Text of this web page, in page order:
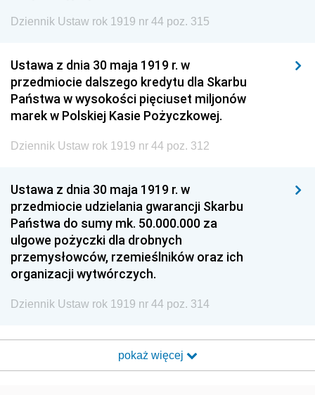
Dziennik Ustaw rok 1919 nr 44 poz. 315
Ustawa z dnia 30 maja 1919 r. w
przedmiocie dalszego kredytu dla Skarbu
Państwa w wysokości pięciuset miljonów
marek w Polskiej Kasie Pożyczkowej.
Dziennik Ustaw rok 1919 nr 44 poz. 312
Ustawa z dnia 30 maja 1919 r. w
przedmiocie udzielania gwarancji Skarbu
Państwa do sumy mk. 50.000.000 za
ulgowe pożyczki dla drobnych
przemysłowców, rzemieślników oraz ich
organizacji wytwórczych.
Dziennik Ustaw rok 1919 nr 44 poz. 314
pokaż więcej